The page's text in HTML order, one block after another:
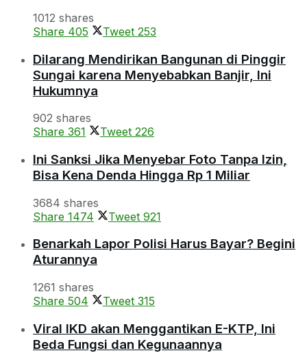
1012 shares
Share 405 Tweet 253
Dilarang Mendirikan Bangunan di Pinggir
Sungai karena Menyebabkan Banjir, Ini
Hukumnya
902 shares
Share 361 Tweet 226
Ini Sanksi Jika Menyebar Foto Tanpa Izin,
Bisa Kena Denda Hingga Rp 1 Miliar
3684 shares
Share 1474 Tweet 921
Benarkah Lapor Polisi Harus Bayar? Begini
Aturannya
1261 shares
Share 504 Tweet 315
Viral IKD akan Menggantikan E-KTP, Ini
Beda Fungsi dan Kegunaannya